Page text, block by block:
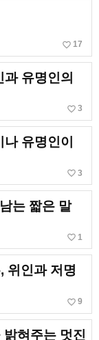
favorite_border 17
유명인의
favorite_border 3
유명인이
favorite_border 3
는 짧은 말
favorite_border 1
위인과 저명
favorite_border 9
혀주는 멋진